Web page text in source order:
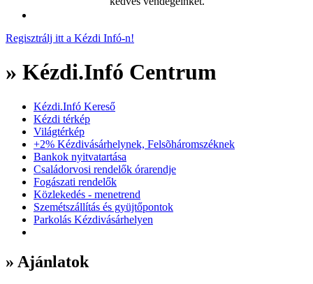
Regisztrálj itt a Kézdi Infó-n!
» Kézdi.Infó Centrum
Kézdi.Infó Kereső
Kézdi térkép
Világtérkép
+2% Kézdivásárhelynek, Felsõháromszéknek
Bankok nyitvatartása
Családorvosi rendelők órarendje
Fogászati rendelők
Közlekedés - menetrend
Szemétszállítás és gyüjtőpontok
Parkolás Kézdivásárhelyen
» Ajánlatok